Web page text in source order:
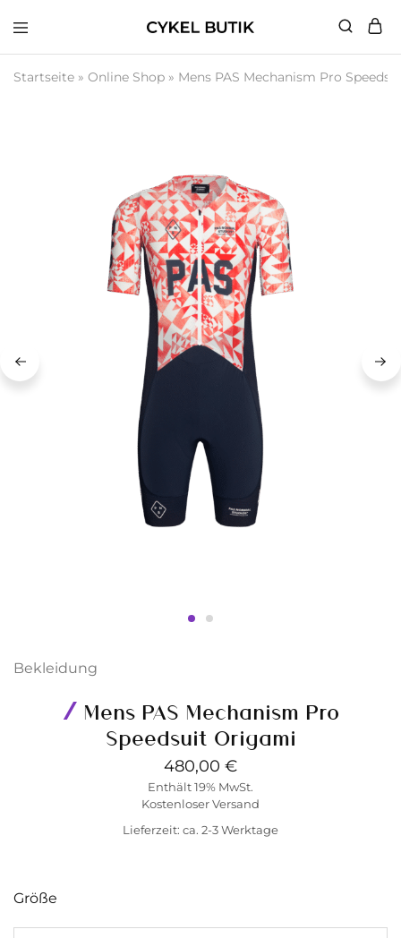
Butik
Startseite » Online Shop » Mens PAS Mechanism Pro
Bekleidung
Mens PAS Mechanism Pro
Speedsuit Origami
480,00 €
Enthält 19% MwSt.
Kostenloser Versand
Lieferzeit: ca. 2-3 Werktage
Größe